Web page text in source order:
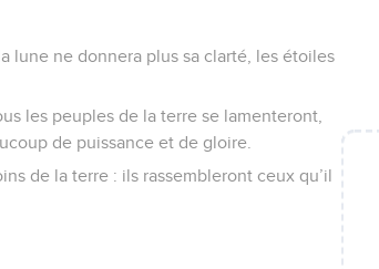
lune ne donnera plus sa clarté, les étoiles
les peuples de la terre se lamenteront,
de puissance et de gloire.
de la terre : ils rassembleront ceux qu’il